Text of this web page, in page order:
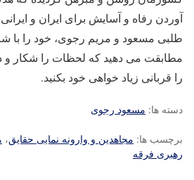
آوردن رفاه و آسایش برای ایران و
طلبی مسعود و مریم رجوی، خود را با
مطابقت می دهید که لحظات را شکار و
را قربانی زیاد خواهی خود بکنید.
دسته ها: مسعود رجوی
برچسب ها: مجاهدین و وارونه نمایی حقایق،
رهبری فرقه